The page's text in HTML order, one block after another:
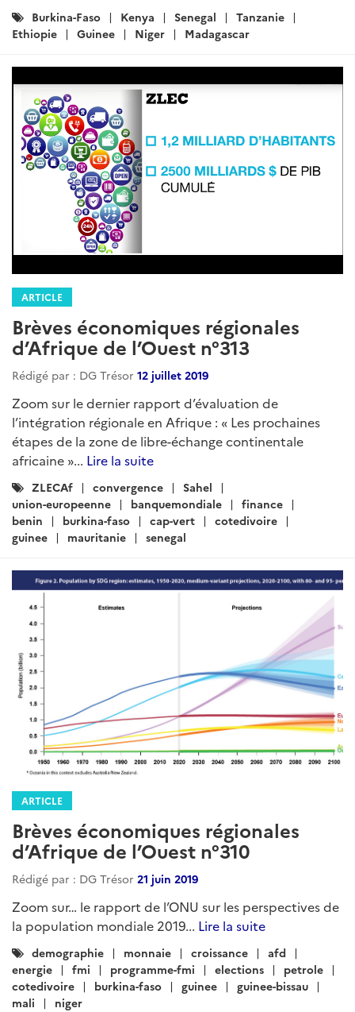
Catégories
:
Burkina-Faso Kenya Senegal
Tanzanie
Ethiopie
Guinee Niger Madagascar
ARTICLE
Brèves économiques régionales
d’Afrique de l’Ouest n°313
Rédigé par : DG Trésor 12 juillet 2019
Zoom sur le dernier rapport d’évaluation de
l’intégration régionale en Afrique : « Les prochaines
étapes de la zone de libre-échange continentale
africaine »... Lire la suite
Catégories
:
ZLECAf convergence
Sahel
union-europeenne
banquemondiale
finance
benin
burkina-faso cap-vert
cotedivoire
guinee
mauritanie senegal
ARTICLE
Brèves économiques régionales
d’Afrique de l’Ouest n°310
Rédigé par : DG Trésor 21 juin 2019
Zoom sur… le rapport de l’ONU sur les perspectives de
la population mondiale 2019... Lire la suite
Catégories
:
demographie monnaie croissance
afd
energie
fmi programme-fmi elections
petrole
cotedivoire
burkina-faso guinee
guinee-bissau
mali
niger